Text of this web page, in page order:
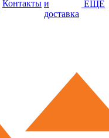
Контакты и
доставка
ЕЩЕ